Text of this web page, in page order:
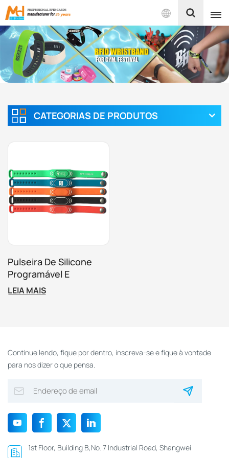
Português
English
Español
CATEGORIAS DE PRODUTOS
Pulseira De Silicone
Programável E
Ajustável RFID À Prova
D'água De 13,56 MHz
LEIA MAIS
Continue lendo, fique por dentro, inscreva-se e fique à vontade
para nos dizer o que pensa.
1st Floor, Building B,No. 7 Industrial Road, Shangwei